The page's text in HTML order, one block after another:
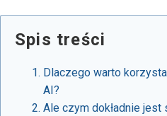
Spis treści
Dlaczego warto
AI?
Ale czym dokładnie jest